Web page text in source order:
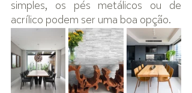
simples, os pés metálicos ou de
acrílico podem ser uma boa opção.